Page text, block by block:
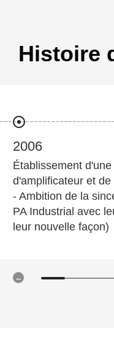
Histoire
2006
Établissement
d'amplificateur et
- Ambition de la
PA Industrial avec
leur nouvelle façon)